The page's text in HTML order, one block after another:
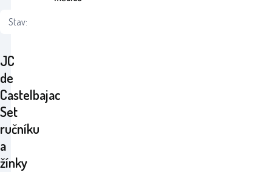
JC
de
Castelbajac
Set
ručníku
a
žínky
Stav: